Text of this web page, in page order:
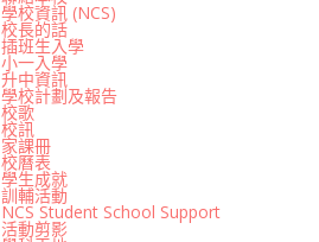
學校資訊 (NCS)
校長的話
插班生入學
小一入學
升中資訊
學校計劃及報告
校歌
校訊
家課冊
校曆表
學生成就
訓輔活動
NCS Student School Support
活動剪影